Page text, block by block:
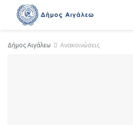
Δήμος Αιγάλεω Ανακοινώσεις